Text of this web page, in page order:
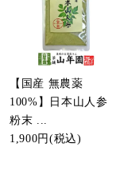
【国産 無農薬
100%】日本山人参
粉末 ...
1,900円(税込)